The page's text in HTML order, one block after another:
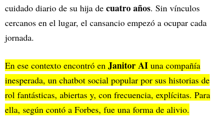
cuidado diario de su hija de cuatro años. Sin vínculos
cercanos en el lugar, el cansancio empezó a ocupar cada
jornada.
En ese contexto encontró en Janitor AI una compañía
inesperada, un chatbot social popular por sus historias de
rol fantásticas, abiertas y, con frecuencia, explícitas. Para
ella, según contó a Forbes, fue una forma de alivio.